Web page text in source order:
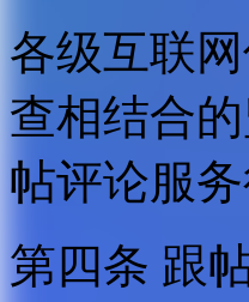
各级互联
查相结合
帖评论服务
第四条 跟